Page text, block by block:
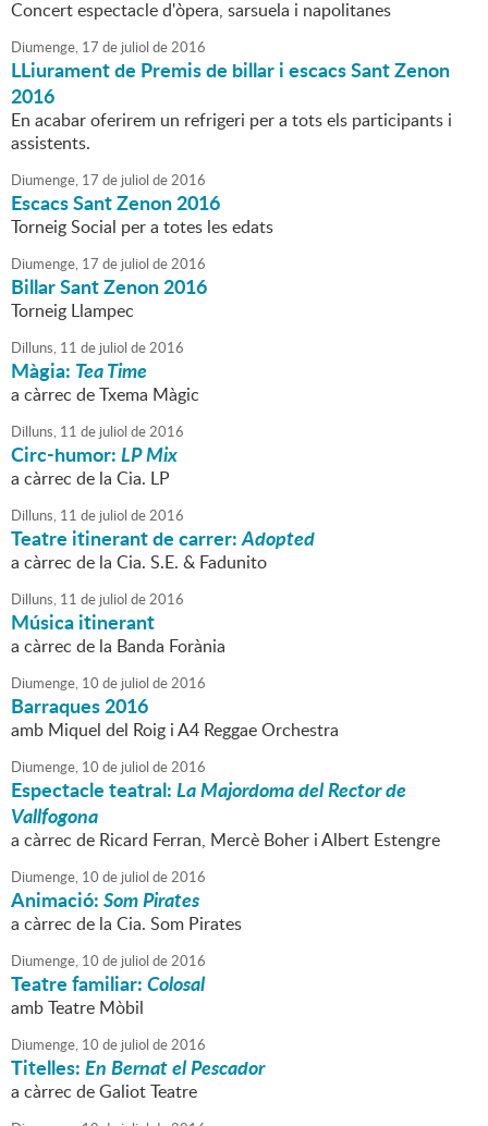
Concert espectacle d'òpera, sarsuela i napolitanes
Diumenge, 17 de juliol de2016
LLiurament de Premis de billar i escacs Sant Zenon
2016
En acabar oferirem un refrigeri per a tots els participants i
assistents.
Diumenge, 17 de juliol de2016
Escacs Sant Zenon 2016
Torneig Social per a totes les edats
Diumenge, 17 de juliol de2016
Billar Sant Zenon 2016
Torneig Llampec
Dilluns, 11 de juliol de2016
Màgia: Tea Time
a càrrec de Txema Màgic
Dilluns, 11 de juliol de2016
Circ-humor:LP Mix
a càrrec de la Cia. LP
Dilluns, 11 de juliol de2016
Teatre itinerant de carrer:Adopted
a càrrec de la Cia. S.E. & Fadunito
Dilluns, 11 de juliol de2016
Música itinerant
a càrrec de la Banda Forània
Diumenge, 10 de juliol de2016
Barraques 2016
amb Miquel del Roig i A4 Reggae Orchestra
Diumenge, 10 de juliol de2016
Espectacle teatral:La Majordoma del Rector de
Vallfogona
a càrrec de Ricard Ferran, Mercè Boher i Albert Estengre
Diumenge, 10 de juliol de2016
Animació:Som Pirates
a càrrec de la Cia. Som Pirates
Diumenge, 10 de juliol de2016
Teatre familiar:Colosal
amb Teatre Mòbil
Diumenge, 10 de juliol de2016
Titelles:En Bernat el Pescador
a càrrec de Galiot Teatre